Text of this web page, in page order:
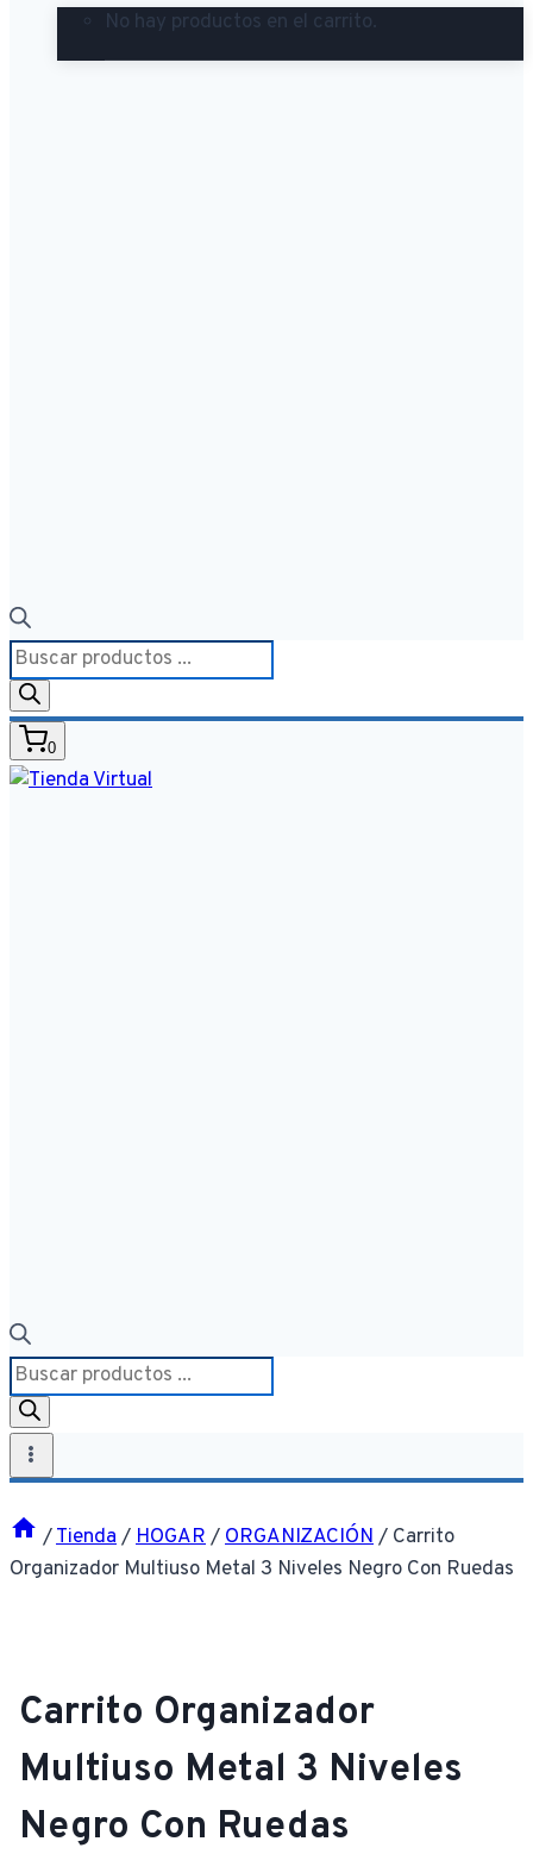
No hay productos en el carrito.
Búsqueda
de
productos
0
Búsqueda
de
productos
/Tienda/HOGAR/ORGANIZACIÓN/ Carrito
Organizador Multiuso Metal 3 Niveles Negro Con Ruedas
Carrito Organizador
Multiuso Metal 3 Niveles
Negro Con Ruedas